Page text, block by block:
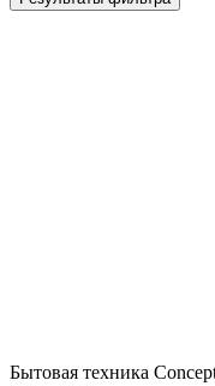
Бытовая техника